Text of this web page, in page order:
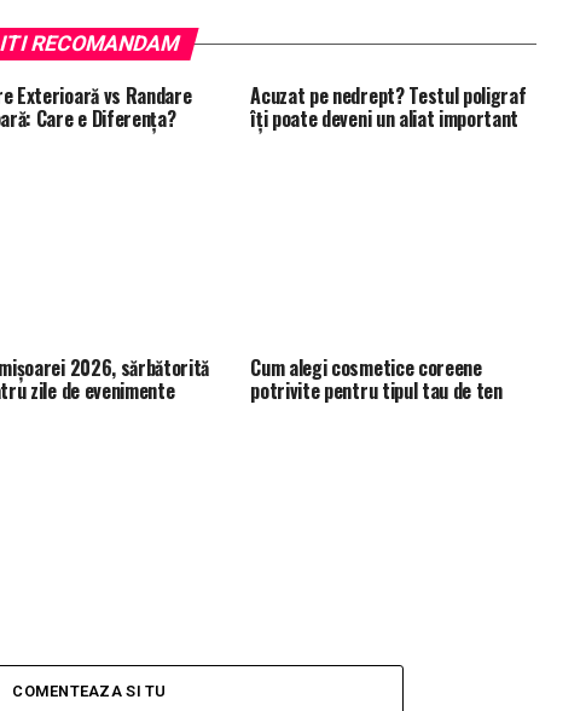
ITI RECOMANDAM
Exterioară vs Randare
Care e Diferența?
Acuzat pe nedrept? Testul poligraf
îţi poate deveni un aliat important
2026, sărbătorită
zile de evenimente
Cum alegi cosmetice coreene
potrivite pentru tipul tau de ten
COMENTEAZA SI TU